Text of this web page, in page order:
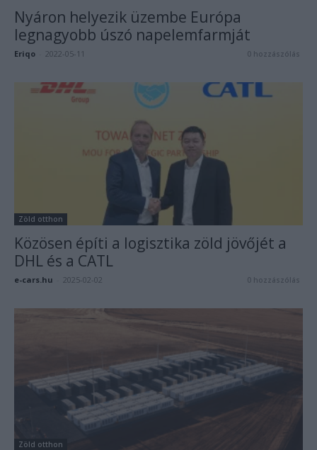
Nyáron helyezik üzembe Európa
legnagyobb úszó napelemfarmját
Eriqo 2022-05-11 0 hozzászólás
Zöld otthon
Közösen építi a logisztika zöld jövőjét a
DHL és a CATL
e-cars.hu 2025-02-02 0 hozzászólás
Zöld otthon